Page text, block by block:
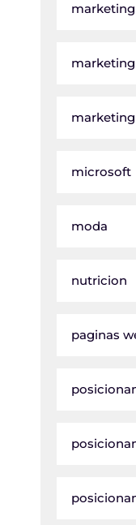
marketing
microsoft
moda
nutricion
paginas